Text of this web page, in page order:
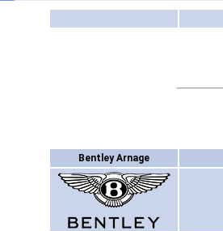
Bentley Arnage